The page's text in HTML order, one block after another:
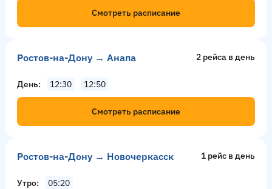
Смотреть расписание
Ростов-на-Дону → Анапа 2 рейсa в день
День 12:30 12:50
Смотреть расписание
Ростов-на-Дону → Новочеркасск 1 рейс в день
Утро
05:20